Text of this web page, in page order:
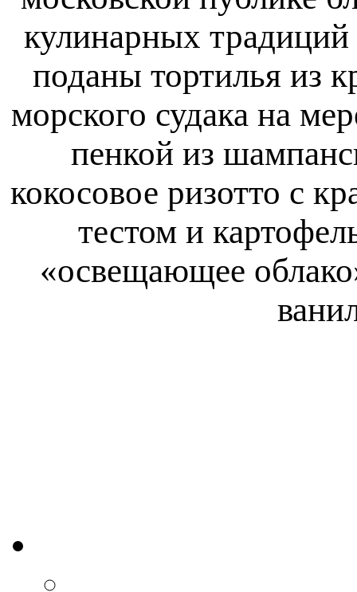
кулинарных традиций
поданы тортилья из
морского судака на
пенкой из
кокосовое ризотто с
тестом и
«освещающее